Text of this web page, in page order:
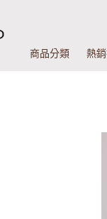
商品分類 熱